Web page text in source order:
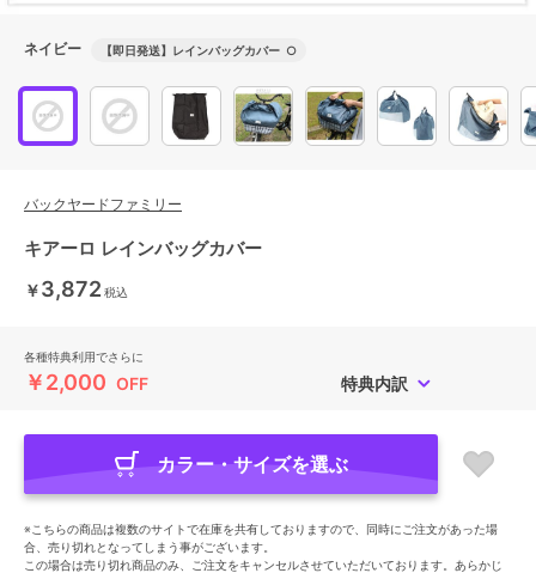
ネイビー 【即日発送】レインバッグカバー ○
バックヤードファミリー
キアーロ レインバッグカバー
￥3,872 税込
各種特典利用でさらに
￥2,000 OFF 特典内訳
カラー・サイズを選ぶ
※こちらの商品は複数のサイトで在庫を共有しておりますので、同時にご注文があった場
合、売り切れとなってしまう事がございます。
この場合は売り切れ商品のみ、ご注文をキャンセルさせていただいております。あらかじ